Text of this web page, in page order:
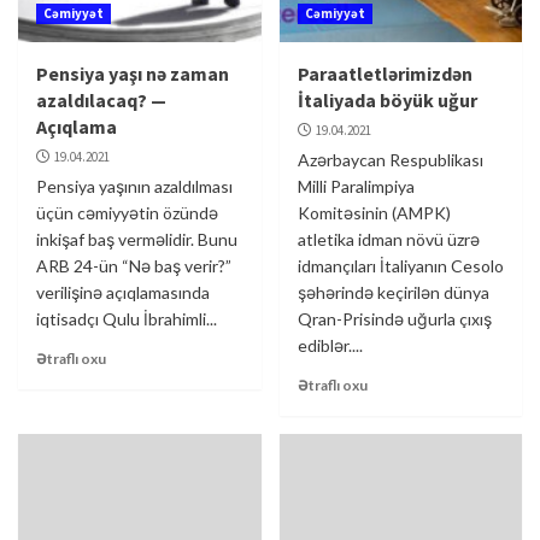
Cəmiyyət
Pensiya yaşı nə zaman
azaldılacaq? —
Açıqlama
19.04.2021
Pensiya yaşının azaldılması
üçün cəmiyyətin özündə
inkişaf baş verməlidir. Bunu
ARB 24-ün “Nə baş verir?”
verilişinə açıqlamasında
iqtisadçı Qulu İbrahimli...
Ətraflı oxu
Cəmiyyət
Paraatletlərimizdən
İtaliyada böyük uğur
19.04.2021
Azərbaycan Respublikası
Milli Paralimpiya
Komitəsinin (AMPK)
atletika idman növü üzrə
idmançıları İtaliyanın Cesolo
şəhərində keçirilən dünya
Qran-Prisində uğurla çıxış
ediblər....
Ətraflı oxu